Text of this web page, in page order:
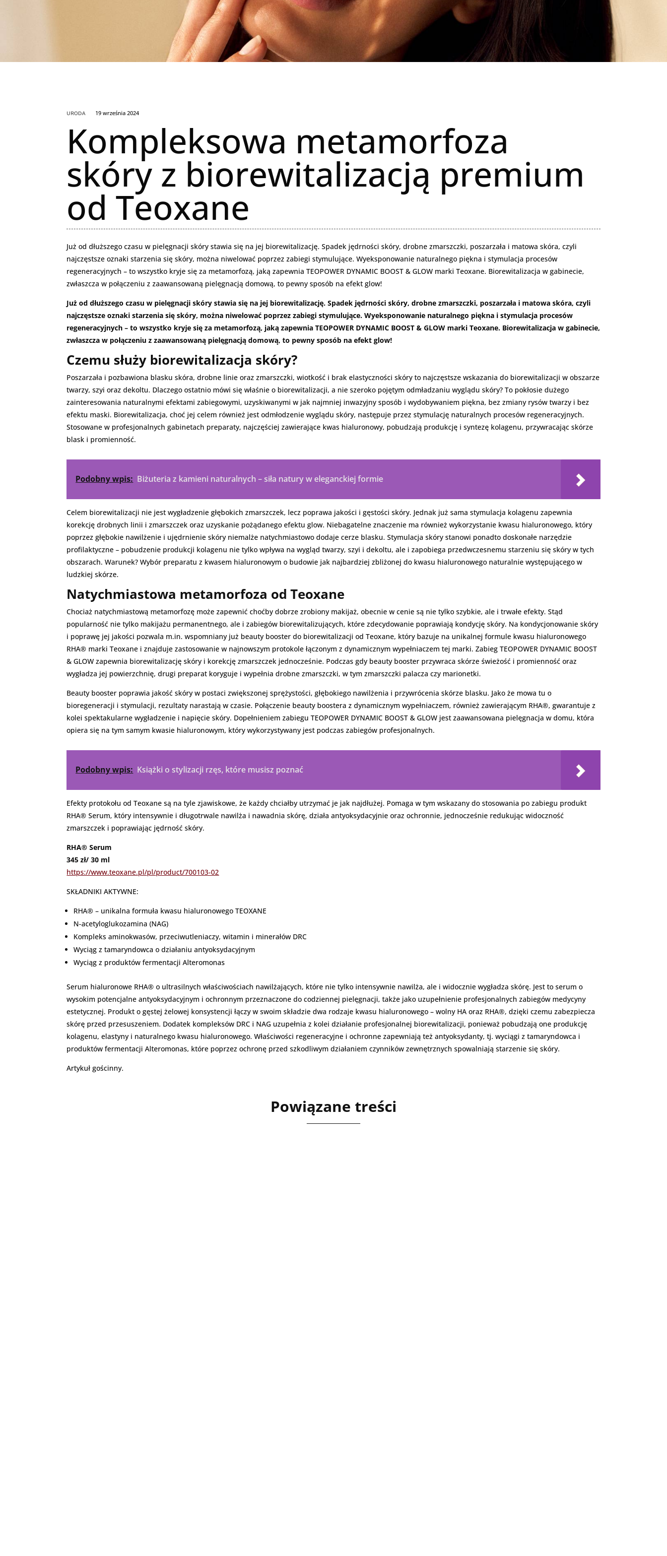
URODA 19 września 2024
Kompleksowa metamorfoza
skóry z biorewitalizacją premium
od Teoxane
Już od dłuższego czasu w pielęgnacji skóry stawia się na jej biorewitalizację. Spadek jędrności skóry, drobne zmarszczki, poszarzała i matowa skóra, czyli
najczęstsze oznaki starzenia się skóry, można niwelować poprzez zabiegi stymulujące. Wyeksponowanie naturalnego piękna i stymulacja procesów
regeneracyjnych – to wszystko kryje się za metamorfozą, jaką zapewnia TEOPOWER DYNAMIC BOOST & GLOW marki Teoxane. Biorewitalizacja w gabinecie,
zwłaszcza w połączeniu z zaawansowaną pielęgnacją domową, to pewny sposób na efekt glow!
Już od dłuższego czasu w pielęgnacji skóry stawia się na jej biorewitalizację. Spadek jędrności skóry, drobne zmarszczki, poszarzała i matowa skóra, czyli
najczęstsze oznaki starzenia się skóry, można niwelować poprzez zabiegi stymulujące. Wyeksponowanie naturalnego piękna i stymulacja procesów
regeneracyjnych – to wszystko kryje się za metamorfozą, jaką zapewnia TEOPOWER DYNAMIC BOOST & GLOW marki Teoxane. Biorewitalizacja w gabinecie,
zwłaszcza w połączeniu z zaawansowaną pielęgnacją domową, to pewny sposób na efekt glow!
Czemu służy biorewitalizacja skóry?
Poszarzała i pozbawiona blasku skóra, drobne linie oraz zmarszczki, wiotkość i brak elastyczności skóry to najczęstsze wskazania do biorewitalizacji w obszarze
twarzy, szyi oraz dekoltu. Dlaczego ostatnio mówi się właśnie o biorewitalizacji, a nie szeroko pojętym odmładzaniu wyglądu skóry? To pokłosie dużego
zainteresowania naturalnymi efektami zabiegowymi, uzyskiwanymi w jak najmniej inwazyjny sposób i wydobywaniem piękna, bez zmiany rysów twarzy i bez
efektu maski. Biorewitalizacja, choć jej celem również jest odmłodzenie wyglądu skóry, następuje przez stymulację naturalnych procesów regeneracyjnych.
Stosowane w profesjonalnych gabinetach preparaty, najczęściej zawierające kwas hialuronowy, pobudzają produkcję i syntezę kolagenu, przywracając skórze
blask i promienność.
Podobny wpis: Biżuteria z kamieni naturalnych – siła natury w eleganckiej formie
Celem biorewitalizacji nie jest wygładzenie głębokich zmarszczek, lecz poprawa jakości i gęstości skóry. Jednak już sama stymulacja kolagenu zapewnia
korekcję drobnych linii i zmarszczek oraz uzyskanie pożądanego efektu glow. Niebagatelne znaczenie ma również wykorzystanie kwasu hialuronowego, który
poprzez głębokie nawilżenie i ujędrnienie skóry niemalże natychmiastowo dodaje cerze blasku. Stymulacja skóry stanowi ponadto doskonałe narzędzie
profilaktyczne – pobudzenie produkcji kolagenu nie tylko wpływa na wygląd twarzy, szyi i dekoltu, ale i zapobiega przedwczesnemu starzeniu się skóry w tych
obszarach. Warunek? Wybór preparatu z kwasem hialuronowym o budowie jak najbardziej zbliżonej do kwasu hialuronowego naturalnie występującego w
ludzkiej skórze.
Natychmiastowa metamorfoza od Teoxane
Chociaż natychmiastową metamorfozę może zapewnić choćby dobrze zrobiony makijaż, obecnie w cenie są nie tylko szybkie, ale i trwałe efekty. Stąd
popularność nie tylko makijażu permanentnego, ale i zabiegów biorewitalizujących, które zdecydowanie poprawiają kondycję skóry. Na kondycjonowanie skóry
i poprawę jej jakości pozwala m.in. wspomniany już beauty booster do biorewitalizacji od Teoxane, który bazuje na unikalnej formule kwasu hialuronowego
RHA® marki Teoxane i znajduje zastosowanie w najnowszym protokole łączonym z dynamicznym wypełniaczem tej marki. Zabieg TEOPOWER DYNAMIC BOOST
& GLOW zapewnia biorewitalizację skóry i korekcję zmarszczek jednocześnie. Podczas gdy beauty booster przywraca skórze świeżość i promienność oraz
wygładza jej powierzchnię, drugi preparat koryguje i wypełnia drobne zmarszczki, w tym zmarszczki palacza czy marionetki.
Beauty booster poprawia jakość skóry w postaci zwiększonej sprężystości, głębokiego nawilżenia i przywrócenia skórze blasku. Jako że mowa tu o
bioregeneracji i stymulacji, rezultaty narastają w czasie. Połączenie beauty boostera z dynamicznym wypełniaczem, również zawierającym RHA®, gwarantuje z
kolei spektakularne wygładzenie i napięcie skóry. Dopełnieniem zabiegu TEOPOWER DYNAMIC BOOST & GLOW jest zaawansowana pielęgnacja w domu, która
opiera się na tym samym kwasie hialuronowym, który wykorzystywany jest podczas zabiegów profesjonalnych.
Podobny wpis: Książki o stylizacji rzęs, które musisz poznać
Efekty protokołu od Teoxane są na tyle zjawiskowe, że każdy chciałby utrzymać je jak najdłużej. Pomaga w tym wskazany do stosowania po zabiegu produkt
RHA® Serum, który intensywnie i długotrwale nawilża i nawadnia skórę, działa antyoksydacyjnie oraz ochronnie, jednocześnie redukując widoczność
zmarszczek i poprawiając jędrność skóry.
RHA® Serum
345 zł/ 30 ml
https://www.teoxane.pl/pl/product/700103-02
SKŁADNIKI AKTYWNE:
RHA® – unikalna formuła kwasu hialuronowego TEOXANE
N-acetyloglukozamina (NAG)
Kompleks aminokwasów, przeciwutleniaczy, witamin i minerałów DRC
Wyciąg z tamaryndowca o działaniu antyoksydacyjnym
Wyciąg z produktów fermentacji Alteromonas
Serum hialuronowe RHA® o ultrasilnych właściwościach nawilżających, które nie tylko intensywnie nawilża, ale i widocznie wygładza skórę. Jest to serum o
wysokim potencjalne antyoksydacyjnym i ochronnym przeznaczone do codziennej pielęgnacji, także jako uzupełnienie profesjonalnych zabiegów medycyny
estetycznej. Produkt o gęstej żelowej konsystencji łączy w swoim składzie dwa rodzaje kwasu hialuronowego – wolny HA oraz RHA®, dzięki czemu zabezpiecza
skórę przed przesuszeniem. Dodatek kompleksów DRC i NAG uzupełnia z kolei działanie profesjonalnej biorewitalizacji, ponieważ pobudzają one produkcję
kolagenu, elastyny i naturalnego kwasu hialuronowego. Właściwości regeneracyjne i ochronne zapewniają też antyoksydanty, tj. wyciągi z tamaryndowca i
produktów fermentacji Alteromonas, które poprzez ochronę przed szkodliwym działaniem czynników zewnętrznych spowalniają starzenie się skóry.
Artykuł gościnny.
Powiązane treści